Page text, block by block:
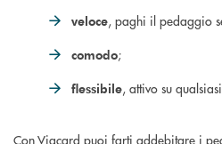
veloce, paghi il pedaggio
comodo;
flessibile, attivo su
Con Viacard puoi farti addebitare i